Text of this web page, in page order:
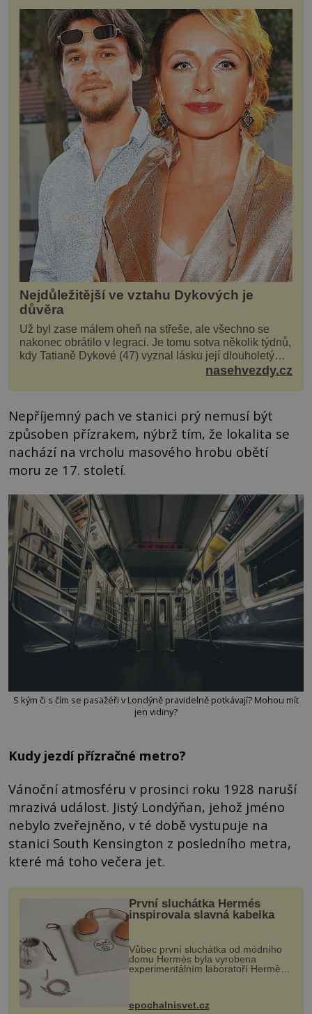
Nejdůležitější ve vztahu Dykových je
důvěra
Už byl zase málem oheň na střeše, ale všechno se
nakonec obrátilo v legraci. Je tomu sotva několik týdnů,
kdy Tatianě Dykové (47) vyznal lásku její dlouholetý
kolega a kamarád. Lidé si hned mysleli, ž...nasehvezdy.cz
Nepříjemný pach ve stanici prý nemusí být
způsoben přízrakem, nýbrž tím, že lokalita se
nachází na vrcholu masového hrobu obětí
moru ze 17. století.
S kým či s čím se pasažéři v Londýně pravidelně potkávají? Mohou mít
jen vidiny?
Kudy jezdí přízračné metro?
Vánoční atmosféru v prosinci roku 1928 naruší
mrazivá událost. Jistý Londýňan, jehož jméno
nebylo zveřejněno, v té době vystupuje na
stanici South Kensington z posledního metra,
které má toho večera jet.
První sluchátka Hermés
inspirovala slavná kabelka
Vůbec první sluchátka od módního
domu Hermès byla vyrobena
experimentálním laboratoří Hermès
kovový...
epochalnisvet.cz